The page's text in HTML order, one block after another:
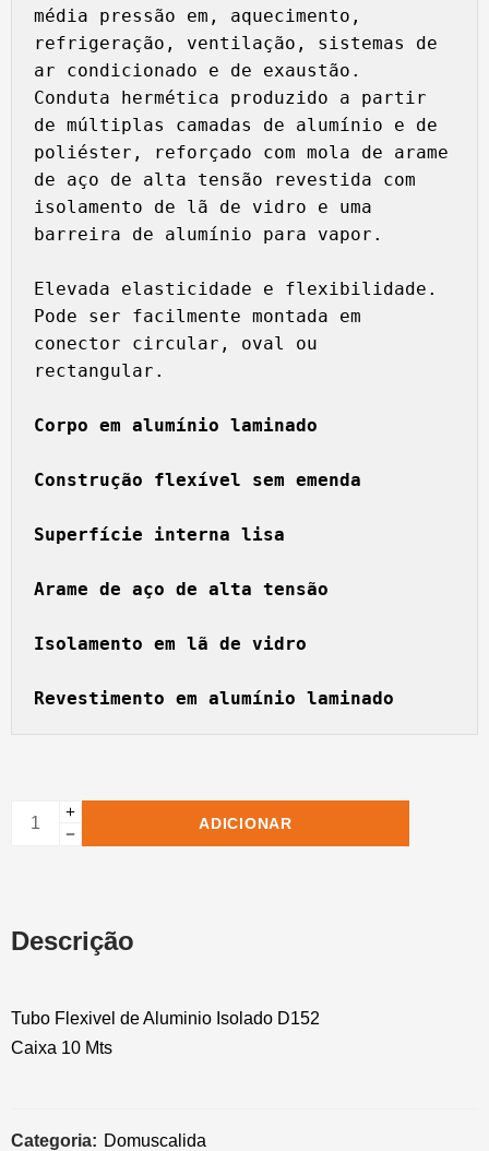
média pressão em, aquecimento,
refrigeração, ventilação, sistemas de
ar condicionado e de exaustão.
Conduta hermética produzido a partir
de múltiplas camadas de alumínio e de
poliéster, reforçado com mola de arame
de aço de alta tensão revestida com
isolamento de lã de vidro e uma
barreira de alumínio para vapor.
Elevada elasticidade e flexibilidade.
Pode ser facilmente montada em
conector circular, oval ou
rectangular.
Corpo em alumínio laminado
Construção flexível sem emenda
Superfície interna lisa
Arame de aço de alta tensão
Isolamento em lã de vidro
Revestimento em alumínio laminado
ADICIONAR
Descrição
Tubo Flexivel de Aluminio Isolado D152
Caixa 10 Mts
Categoria: Domuscalida